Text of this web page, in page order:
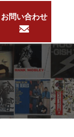
お問い合わせ